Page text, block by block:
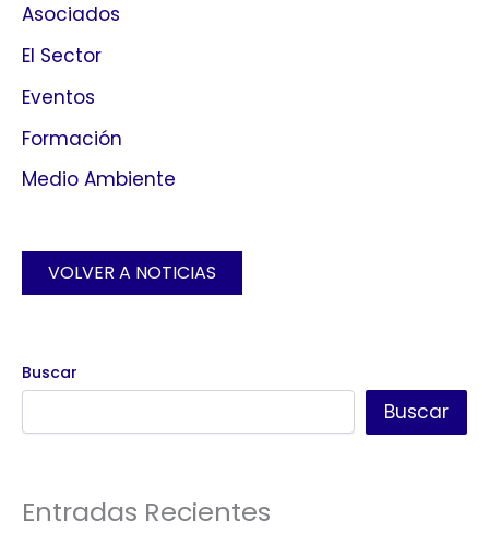
Asociados
El Sector
Eventos
Formación
Medio Ambiente
VOLVER A NOTICIAS
Buscar
Buscar
Entradas Recientes